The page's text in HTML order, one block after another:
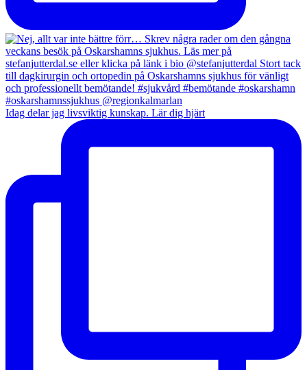
Idag delar jag livsviktig kunskap. Lär dig hjärt